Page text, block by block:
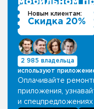
Оплачивайте
приложения,
и спецпредложениях
Новым клиентам:
Скидка 20%
2 985 владельца
используют